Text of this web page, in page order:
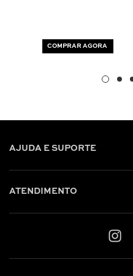
COMPRAR AGORA
AJUDA E SUPORTE
ATENDIMENTO
Whatsapp: (31) 97219-6604